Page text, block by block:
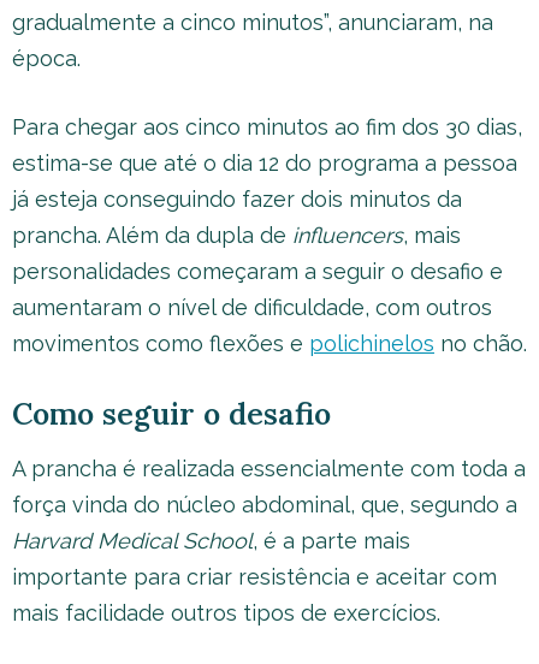
gradualmente a cinco minutos”, anunciaram, na
época.
Para chegar aos cinco minutos ao fim dos 30 dias,
estima-se que até o dia 12 do programa a pessoa
já esteja conseguindo fazer dois minutos da
prancha. Além da dupla de influencers, mais
personalidades começaram a seguir o desafio e
aumentaram o nível de dificuldade, com outros
movimentos como flexões e polichinelos no chão.
Como seguir o desafio
A prancha é realizada essencialmente com toda a
força vinda do núcleo abdominal, que, segundo a
Harvard Medical School, é a parte mais
importante para criar resistência e aceitar com
mais facilidade outros tipos de exercícios.